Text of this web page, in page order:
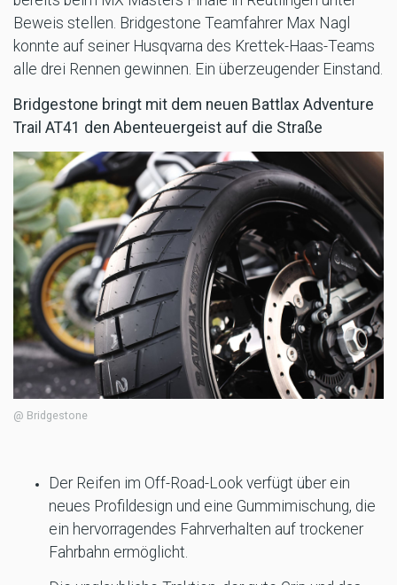
Beweis stellen. Bridgestone Teamfahrer Max Nagl
konnte auf seiner Husqvarna des Krettek-Haas-Teams
alle drei Rennen gewinnen. Ein überzeugender Einstand.
Bridgestone bringt mit dem neuen Battlax Adventure
Trail AT41 den Abenteuergeist auf die Straße
@ Bridgestone
Der Reifen im Off-Road-Look verfügt über ein
neues Profildesign und eine Gummimischung, die
ein hervorragendes Fahrverhalten auf trockener
Fahrbahn ermöglicht.